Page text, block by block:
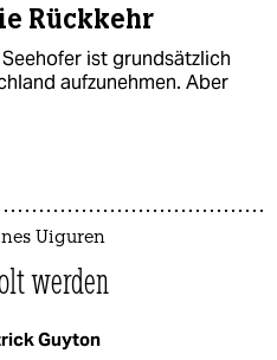
Rückkehr
ist grundsätzlich
aufzunehmen. Aber
Uiguren
werden
Guyton